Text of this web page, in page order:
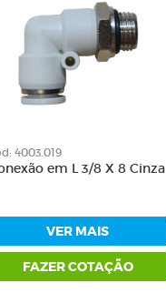
4003.019
em L 3/8 X 8 Cinza
VER MAIS
FAZER COTAÇÃO